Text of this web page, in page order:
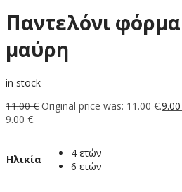
Παντελόνι
μαύρη
in stock
11.00€ Original price was: 11.00 €.9.00
9.00 €.
Ηλικία
4 ετών
6 ετών